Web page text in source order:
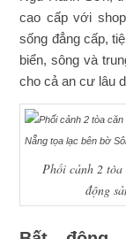
cao cấp với
sống đẳng cấp,
biển, sông và
cho cả an cư lâu
Phối cảnh 2 tòa
động